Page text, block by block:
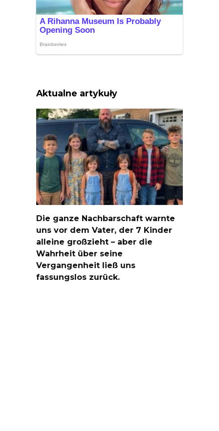
Aktualne artykuły
Die ganze Nachbarschaft warnte
uns vor dem Vater, der 7 Kinder
alleine großzieht – aber die
Wahrheit über seine
Vergangenheit ließ uns
fassungslos zurück.